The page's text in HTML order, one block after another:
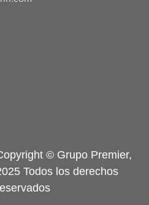
© Grupo Premier,
Todos los derechos